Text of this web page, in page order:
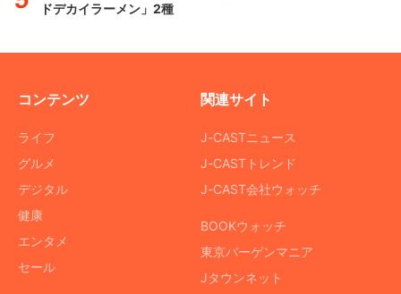
ドデカイラーメン」2種
コンテンツ
ライフ
グルメ
デジタル
健康
エンタメ
セール
関連サイト
J-CASTニュース
J-CASTトレンド
J-CAST会社ウォッチ
BOOKウォッチ
東京バーゲンマニア
Jタウンネット